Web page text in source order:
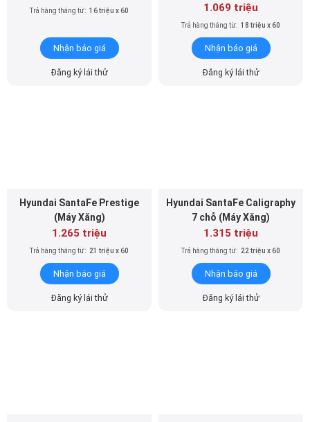
Trả hàng tháng từ: 16 triệu x 60
Nhận báo giá
Đăng ký lái thử
1.069 triệu
Trả hàng tháng từ: 18 triệu x 60
Nhận báo giá
Đăng ký lái thử
Hyundai SantaFe Prestige
(Máy Xăng)
1.265 triệu
Trả hàng tháng từ: 21 triệu x 60
Nhận báo giá
Đăng ký lái thử
Hyundai SantaFe Caligraphy
7 chỗ (Máy Xăng)
1.315 triệu
Trả hàng tháng từ: 22 triệu x 60
Nhận báo giá
Đăng ký lái thử